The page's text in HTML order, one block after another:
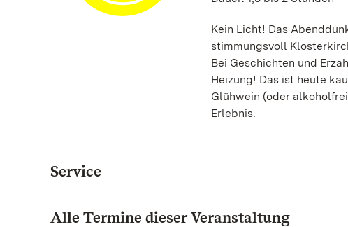
Kein Licht! Das
stimmungsvoll
Bei Geschichten und
Heizung! Das ist heute
Glühwein (oder
Erlebnis.
Service
Alle Termine dieser Veranstaltung